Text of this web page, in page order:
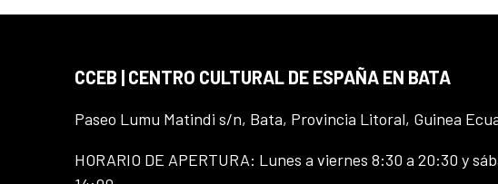
CCEB | CENTRO CULTURAL DE ESPAÑA EN BATA
Paseo Lumu Matindi s/n, Bata, Provincia Litoral, Guinea
HORARIO DE APERTURA: Lunes a viernes 8:30 a 20:30 y